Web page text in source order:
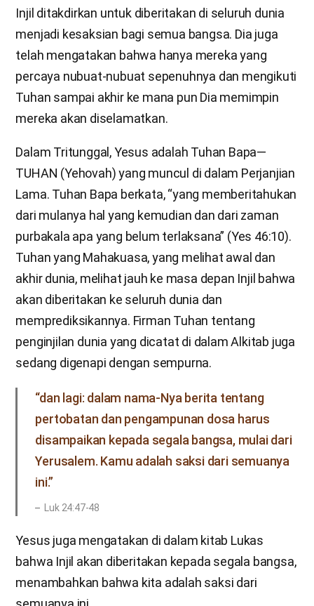
Injil ditakdirkan untuk diberitakan di seluruh dunia
menjadi kesaksian bagi semua bangsa. Dia juga
telah mengatakan bahwa hanya mereka yang
percaya nubuat-nubuat sepenuhnya dan mengikuti
Tuhan sampai akhir ke mana pun Dia memimpin
mereka akan diselamatkan.
Dalam Tritunggal, Yesus adalah Tuhan Bapa—
TUHAN (Yehovah) yang muncul di dalam Perjanjian
Lama. Tuhan Bapa berkata, “yang memberitahukan
dari mulanya hal yang kemudian dan dari zaman
purbakala apa yang belum terlaksana” (Yes 46:10).
Tuhan yang Mahakuasa, yang melihat awal dan
akhir dunia, melihat jauh ke masa depan Injil bahwa
akan diberitakan ke seluruh dunia dan
memprediksikannya. Firman Tuhan tentang
penginjilan dunia yang dicatat di dalam Alkitab juga
sedang digenapi dengan sempurna.
“dan lagi: dalam nama-Nya berita tentang
pertobatan dan pengampunan dosa harus
disampaikan kepada segala bangsa, mulai dari
Yerusalem. Kamu adalah saksi dari semuanya
ini.”
Luk 24:47-48
Yesus juga mengatakan di dalam kitab Lukas
bahwa Injil akan diberitakan kepada segala bangsa,
menambahkan bahwa kita adalah saksi dari